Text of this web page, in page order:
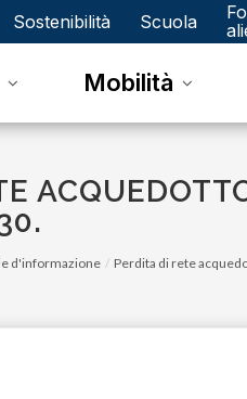
Sostenibilità Scuola
Mobilità
d'informazione Perdita di rete